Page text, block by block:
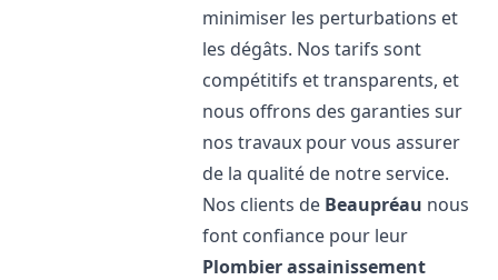
minimiser les perturbations et
les dégâts. Nos tarifs sont
compétitifs et transparents, et
nous offrons des garanties sur
nos travaux pour vous assurer
de la qualité de notre service.
Nos clients de Beaupréau nous
font confiance pour leur
Plombier assainissement